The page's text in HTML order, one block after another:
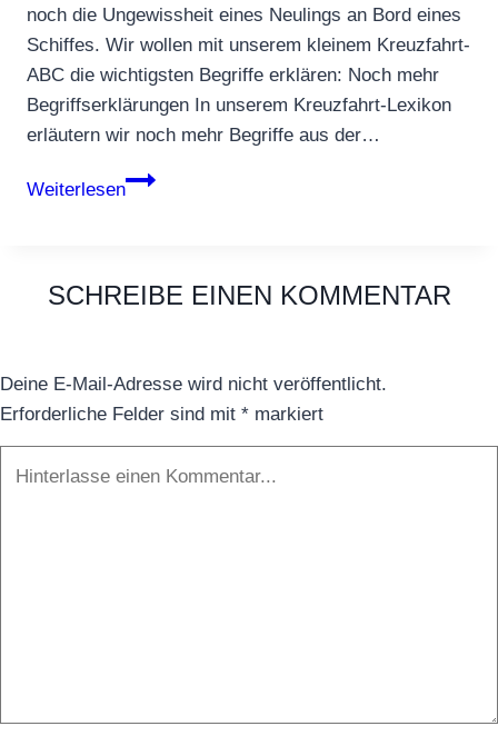
noch die Ungewissheit eines Neulings an Bord eines
Schiffes. Wir wollen mit unserem kleinem Kreuzfahrt-
ABC die wichtigsten Begriffe erklären: Noch mehr
Begriffserklärungen In unserem Kreuzfahrt-Lexikon
erläutern wir noch mehr Begriffe aus der…
Weiterlesen
Das
Kürze
SCHREIBE EINEN KOMMENTAR
Deine E-Mail-Adresse wird nicht veröffentlicht.
Erforderliche Felder sind mit * markiert